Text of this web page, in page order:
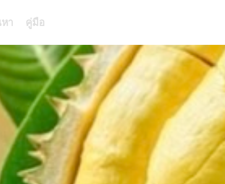
า คู่มือ